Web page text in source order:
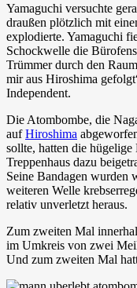
Yamaguchi versuchte
draußen plötzlich mit
explodierte. Yamaguchi
Schockwelle die
Trümmer durch den
mir aus Hiroshima
Independent.
Die Atombombe, die
aufHiroshima
sollte, hatten die hügelige
Treppenhaus dazu
Seine Bandagen wurden
weiteren Welle
relativ unverletzt heraus.
Zum zweiten Mal
im Umkreis von zwei
Und zum zweiten Mal